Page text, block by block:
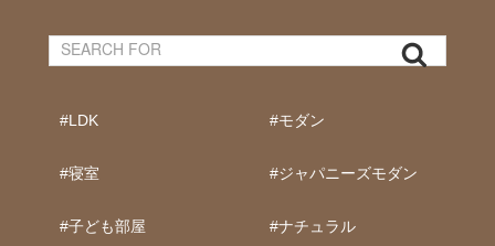
#LDK
#モダン
#寝室 #ジャパニーズモダン
#子ども部屋 #ナチュラル